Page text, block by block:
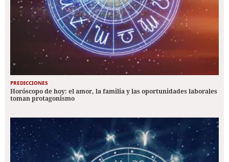
PREDICCIONES
Horóscopo de hoy: el amor, la familia y las oportunidades laborales
toman protagonismo